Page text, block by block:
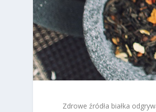
Zdrowe źródła białka